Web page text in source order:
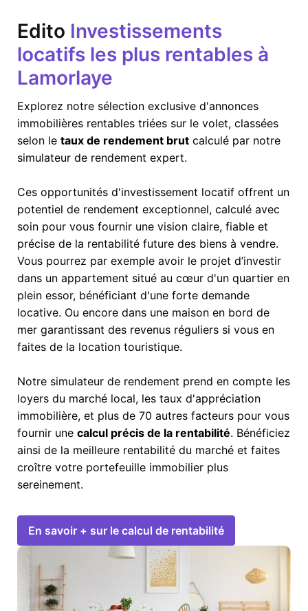
Edito Investissements
locatifs les plus rentables à
Lamorlaye
Explorez notre sélection exclusive d'annonces
immobilières rentables triées sur le volet, classées
selon le taux de rendement brut calculé par notre
simulateur de rendement expert.
Ces opportunités d'investissement locatif offrent un
potentiel de rendement exceptionnel, calculé avec
soin pour vous fournir une vision claire, fiable et
précise de la rentabilité future des biens à vendre.
Vous pourrez par exemple avoir le projet d’investir
dans un appartement situé au cœur d'un quartier en
plein essor, bénéficiant d'une forte demande
locative. Ou encore dans une maison en bord de
mer garantissant des revenus réguliers si vous en
faites de la location touristique.
Notre simulateur de rendement prend en compte les
loyers du marché local, les taux d'appréciation
immobilière, et plus de 70 autres facteurs pour vous
fournir une calcul précis de la rentabilité. Bénéficiez
ainsi de la meilleure rentabilité du marché et faites
croître votre portefeuille immobilier plus
sereinement.
En savoir + sur le calcul de rentabilité